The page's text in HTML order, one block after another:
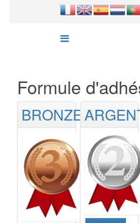
Formule
BRONZE
Abonnement
Bronze